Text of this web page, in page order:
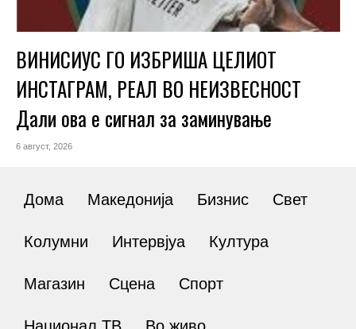
ВИНИСИУС ГО ИЗБРИША ЦЕЛИОТ
ИНСТАГРАМ, РЕАЛ ВО НЕИЗВЕСНОСТ
Дали ова е сигнал за заминување
6 август, 2026
Дома Македонија Бизнис Свет
Колумни Интервјуа Култура
Магазин Сцена Спорт